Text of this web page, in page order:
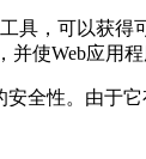
具，可以获得
使Web应用程
全性。由于